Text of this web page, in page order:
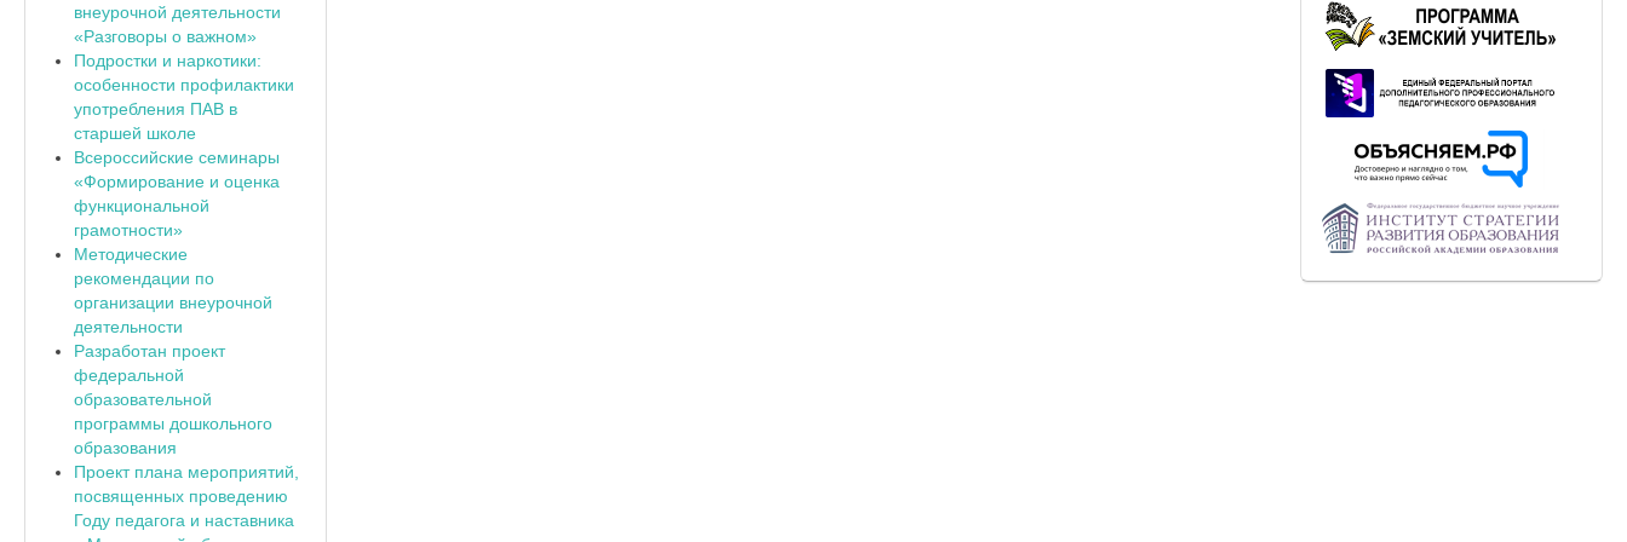
внеурочной деятельности
«Разговоры о важном»
Подростки и наркотики:
особенности профилактики
употребления ПАВ в
старшей школе
Всероссийские семинары
«Формирование и оценка
функциональной
грамотности»
Методические
рекомендации по
организации внеурочной
деятельности
Разработан проект
федеральной
образовательной
программы дошкольного
образования
Проект плана мероприятий,
посвященных проведению
Году педагога и наставника